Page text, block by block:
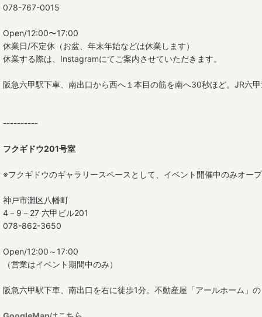
尺皿
オーバル皿
角皿
たたら平皿
ボウル（小鉢）
中鉢
大鉢
角鉢
高杯
078-767-0015
Open/12:00〜17:00
休業日/不定休（お盆、年末年始などは休業します）
休業する際は、Instagramにてご案内させていただきます。
阪急六甲駅下車、南出口から西へ１本目の筋を南へ30秒ほど。JR六
----------
フクギドウ201号室
※フクギドウのギャラリースペースとして、イベント開催中のみオープ
神戸市灘区八幡町
4－9－27 六甲ビル201
078-862-3650
Open/12:00～17:00
（営業はイベント期間中のみ）
阪急六甲駅下車、南出口を右に徒歩1分。不動産屋「アールホーム」の